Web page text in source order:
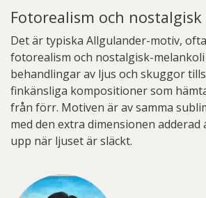
Fotorealism och
Det är typiska Allgulander-motiv,
fotorealism och nostalgisk-
behandlingar av ljus och skuggor
finkänsliga kompositioner som
från förr. Motiven är av samma
med den extra dimensionen adderad
upp när ljuset är släckt.